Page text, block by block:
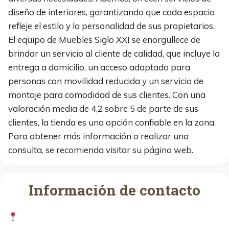
diseño de interiores, garantizando que cada espacio
refleje el estilo y la personalidad de sus propietarios.
El equipo de Muebles Siglo XXI se enorgullece de
brindar un servicio al cliente de calidad, que incluye la
entrega a domicilio, un acceso adaptado para
personas con movilidad reducida y un servicio de
montaje para comodidad de sus clientes. Con una
valoración media de 4,2 sobre 5 de parte de sus
clientes, la tienda es una opción confiable en la zona.
Para obtener más información o realizar una
consulta, se recomienda visitar su página web.
Información de contacto